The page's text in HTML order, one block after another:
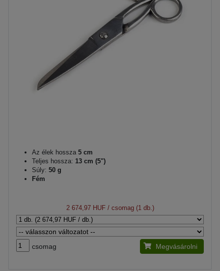
Az élek hossza 5 cm
Teljes hossza: 13 cm (5")
Súly: 50 g
Fém
2 674,97 HUF/ csomag (1 db.)
csomag Megvásárolni